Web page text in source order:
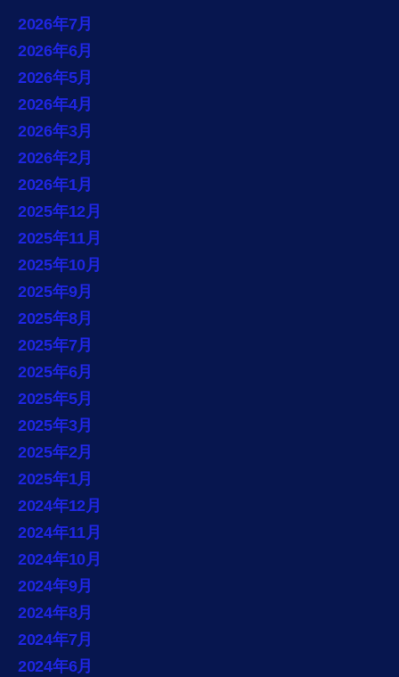
2026年7月
2026年6月
2026年5月
2026年4月
2026年3月
2026年2月
2026年1月
2025年12月
2025年11月
2025年10月
2025年9月
2025年8月
2025年7月
2025年6月
2025年5月
2025年3月
2025年2月
2025年1月
2024年12月
2024年11月
2024年10月
2024年9月
2024年8月
2024年7月
2024年6月